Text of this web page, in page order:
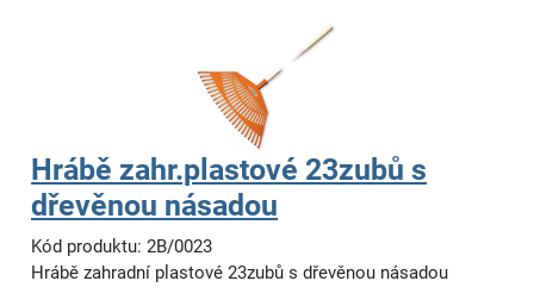
Hrábě zahr.plastové 23zubů s
dřevěnou násadou
Kód produktu: 2B/0023
Hrábě zahradní plastové 23zubů s dřevěnou násadou